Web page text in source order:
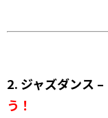
2. ジャズダンス –
う！